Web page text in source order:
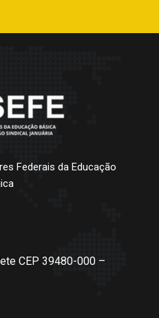
Federais da Educação
CEP 39480-000 –